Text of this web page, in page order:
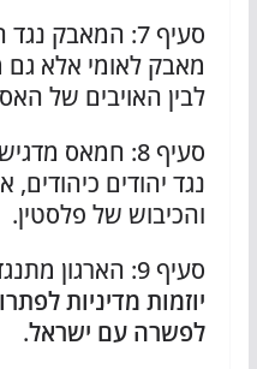
סעיף 7: המאבק
מאבק לאומי אלא
לבין האויבים של
סעיף 8: חמאס
נגד יהודים
והכיבוש של פלסטין.
סעיף 9: הארגון מתנגד
יוזמות מדיניות
לפשרה עם ישראל.